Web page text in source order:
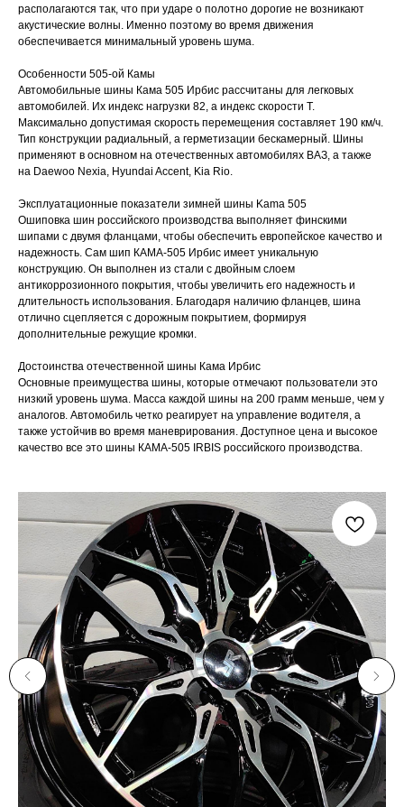
располагаются так, что при ударе о полотно дорогие не возникают
акустические волны. Именно поэтому во время движения
обеспечивается минимальный уровень шума.
Особенности 505-ой Камы
Автомобильные шины Кама 505 Ирбис рассчитаны для легковых
автомобилей. Их индекс нагрузки 82, а индекс скорости Т.
Максимально допустимая скорость перемещения составляет 190 км/ч.
Тип конструкции радиальный, а герметизации бескамерный. Шины
применяют в основном на отечественных автомобилях ВАЗ, а также
на Daewoo Nexia, Hyundai Accent, Kia Rio.
Эксплуатационные показатели зимней шины Kama 505
Ошиповка шин российского производства выполняет финскими
шипами с двумя фланцами, чтобы обеспечить европейское качество и
надежность. Сам шип КАМА-505 Ирбис имеет уникальную
конструкцию. Он выполнен из стали с двойным слоем
антикоррозионного покрытия, чтобы увеличить его надежность и
длительность использования. Благодаря наличию фланцев, шина
отлично сцепляется с дорожным покрытием, формируя
дополнительные режущие кромки.
Достоинства отечественной шины Кама Ирбис
Основные преимущества шины, которые отмечают пользователи это
низкий уровень шума. Масса каждой шины на 200 грамм меньше, чем у
аналогов. Автомобиль четко реагирует на управление водителя, а
также устойчив во время маневрирования. Доступное цена и высокое
качество все это шины КАМА-505 IRBIS российского производства.